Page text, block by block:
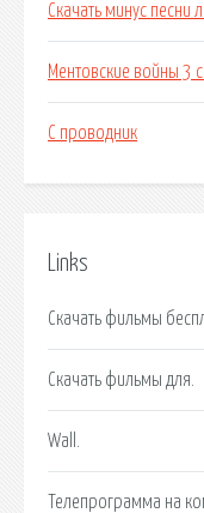
Скачать минус
Ментовские войны 3
С проводник
Links
Скачать фильмы
Скачать фильмы для.
Wall.
Телепрограмма на